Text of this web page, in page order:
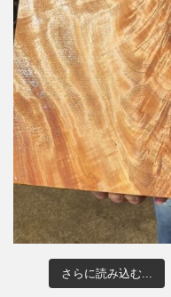
さらに読み込む...